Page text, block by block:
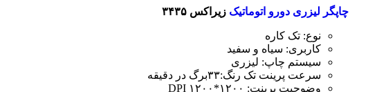
چاپگر لیزری دورو اتوماتیک زیراکس ۳۴۳۵
نوع: تک کاره
کاربری: سیاه و سفید
سیستم چاپ: لیزری
سرعت پرینت تک رنگ:۳۳برگ در دقیقه
وضوحیت پرینت: ۱۲۰۰*۱۲۰۰ DPI